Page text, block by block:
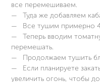
все перемешиваем.
Туда же добавляем
Все тушим примерно
Теперь вводим
перемешать.
Продолжаем тушить
Если планируете
увеличить огонь, чтобы